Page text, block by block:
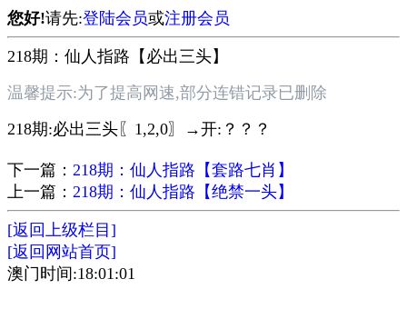
您好!请先:登陆会员或注册会员
218期：仙人指路【必出三头】
温馨提示:为了提高网速,部分连错记录已删除
218期:必出三头〖1,2,0〗→开:？？？
下一篇： 218期：仙人指路【套路七肖】
上一篇： 218期：仙人指路【绝禁一头】
[返回上级栏目]
[返回网站首页]
澳门时间:18:01:01